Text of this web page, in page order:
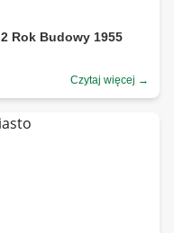
Rok Budowy 1955
Czytaj więcej →